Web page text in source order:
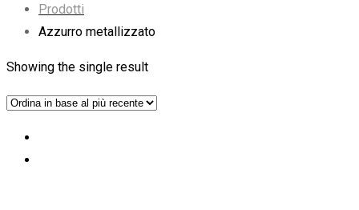
Prodotti
Azzurro metallizzato
Showing the single result